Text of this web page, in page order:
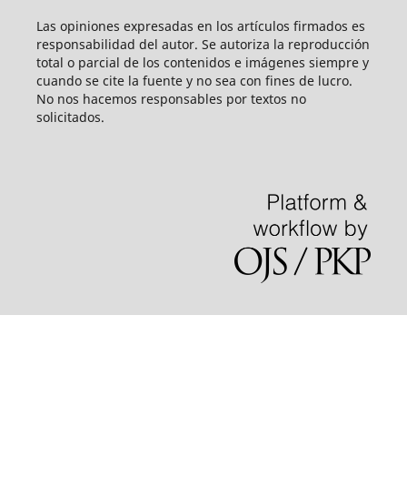
Las opiniones expresadas en los artículos firmados es
responsabilidad del autor. Se autoriza la reproducción
total o parcial de los contenidos e imágenes siempre y
cuando se cite la fuente y no sea con fines de lucro.
No nos hacemos responsables por textos no
solicitados.